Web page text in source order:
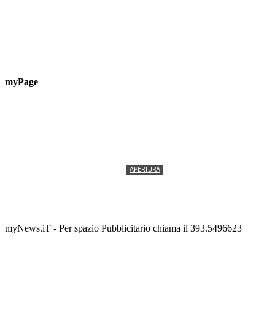
myPage
APERTURA
myNews.iT - Per spazio Pubblicitario chiama il 393.5496623